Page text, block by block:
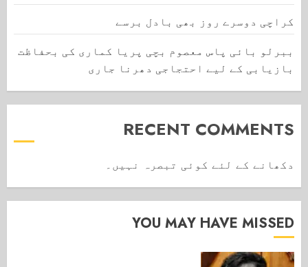
کراچی دوسرے روز بھی بادل برسے
ببرلو بائی پاس معصوم بچی پریا کماری کی بحفاظت
بازیابی کے لیے احتجاجی دھرنا جاری
RECENT COMMENTS
دکھانے کے لئے کوئی تبصرہ نہیں۔
YOU MAY HAVE MISSED